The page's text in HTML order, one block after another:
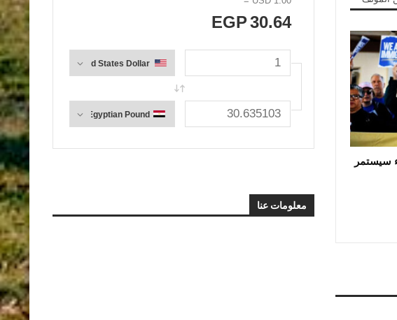
سيستمر
30.64
EGP
معلومات عنا